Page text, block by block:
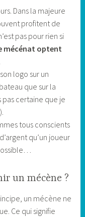
Dans la majeure
profitent de
pas pour rien si
mécénat optent
logo sur un
que sur la
pas certaine que je
tous conscients
qu’un joueur
un mécène ?
un mécène ne
Ce qui signifie